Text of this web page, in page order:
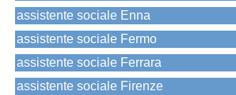
assistente sociale Enna
assistente sociale Fermo
assistente sociale Ferrara
assistente sociale Firenze